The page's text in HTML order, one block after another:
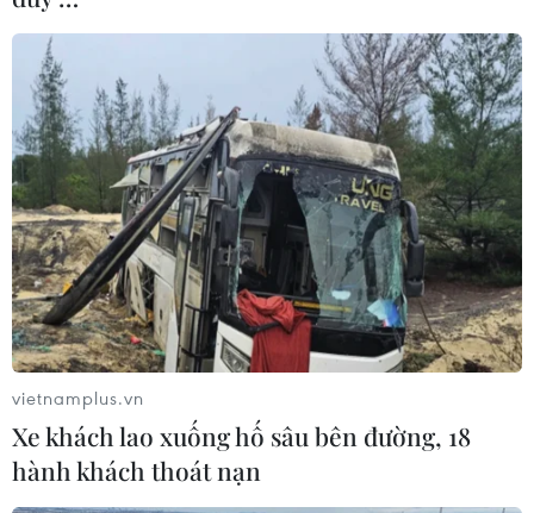
vietnamplus.vn
Xe khách lao xuống hố sâu bên đường, 18
hành khách thoát nạn